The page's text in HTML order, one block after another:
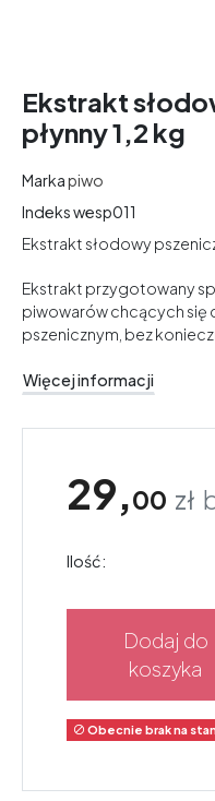
Ekstrakt
płynny 1,2 kg
Markapiwo
Indekswesp011
Ekstrakt słodowy
Ekstrakt przygotowany
piwowarów chcących się
pszenicznym, bez
Więcej informacji
29,00 zł
Ilość:
Dodaj do
koszyka
 Obecnie brak na